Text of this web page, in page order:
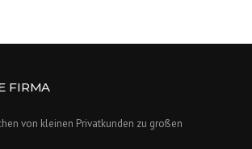
FIRMA
von kleinen Privatkunden zu großen